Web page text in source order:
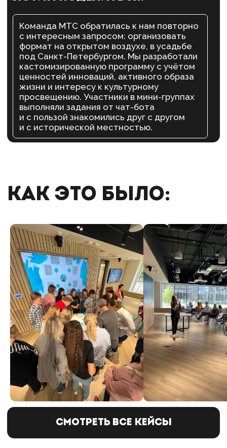
Сделайте команду
сильнее
+7
Я ознакомлен с Политикой конфиденциальности
и даю согласие на обработку персональных данных
Я даю согласие на получение рассылки
Заполните форму, мы свяжемся
с вами и ответим на все вопросы